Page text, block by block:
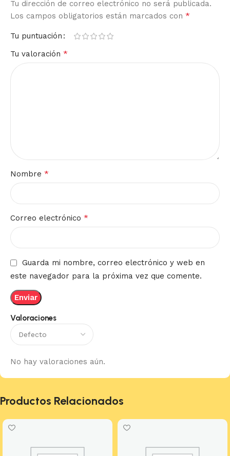
Valoraciones
No hay valoraciones aún.
Tu dirección de correo electrónico no será publicada.
Los campos obligatorios están marcados con *
Tu puntuación
Tu valoración *
Nombre *
Correo electrónico *
Guarda mi nombre, correo electrónico y web en
este navegador para la próxima vez que comente.
Productos Relacionados